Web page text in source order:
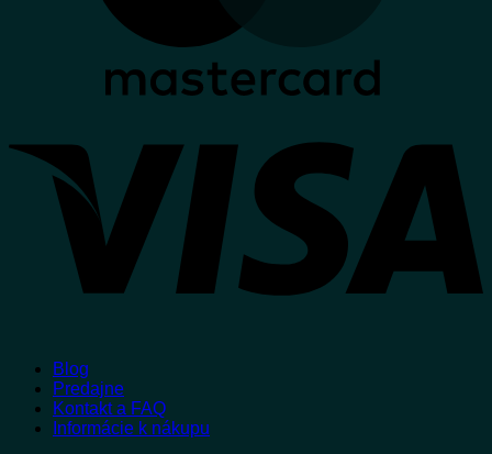
Blog
Predajne
Kontakt a FAQ
Informácie k nákupu